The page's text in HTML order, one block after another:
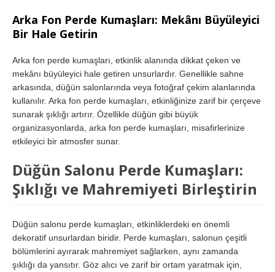
Arka Fon Perde Kumaşları: Mekânı Büyüleyici
Bir Hale Getirin
Arka fon perde kumaşları, etkinlik alanında dikkat çeken ve
mekânı büyüleyici hale getiren unsurlardır. Genellikle sahne
arkasında, düğün salonlarında veya fotoğraf çekim alanlarında
kullanılır. Arka fon perde kumaşları, etkinliğinize zarif bir çerçeve
sunarak şıklığı artırır. Özellikle düğün gibi büyük
organizasyonlarda, arka fon perde kumaşları, misafirlerinize
etkileyici bir atmosfer sunar.
Düğün Salonu Perde Kumaşları:
Şıklığı ve Mahremiyeti Birleştirin
Düğün salonu perde kumaşları, etkinliklerdeki en önemli
dekoratif unsurlardan biridir. Perde kumaşları, salonun çeşitli
bölümlerini ayırarak mahremiyet sağlarken, aynı zamanda
şıklığı da yansıtır. Göz alıcı ve zarif bir ortam yaratmak için,